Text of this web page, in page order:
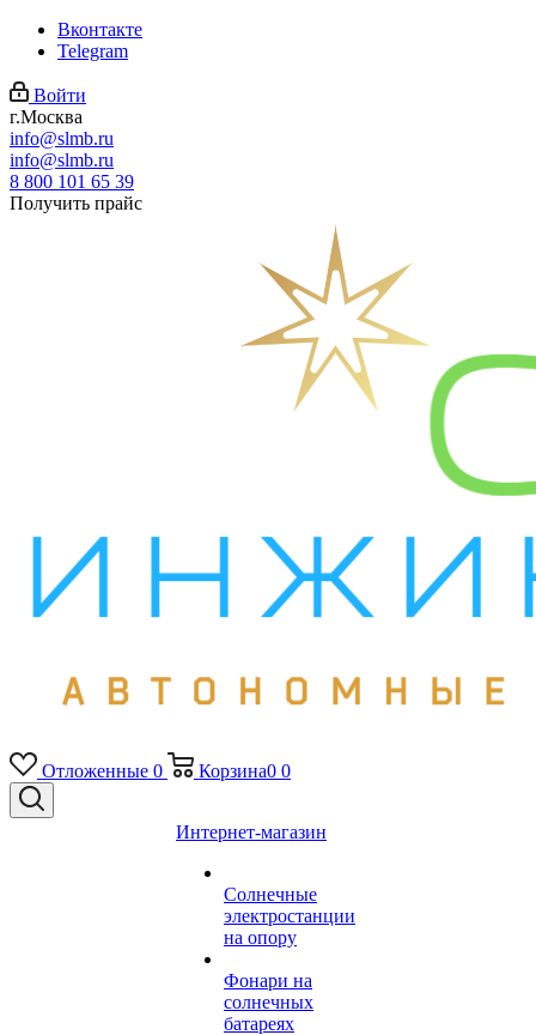
Вконтакте
Telegram
Войти
г.Москва
info@slmb.ru
info@slmb.ru
8 800 101 65 39
Получить прайс
Отложенные 0 Корзина0 0
Интернет-магазин
Солнечные
электростанции
на опору
Фонари на
солнечных
батареях